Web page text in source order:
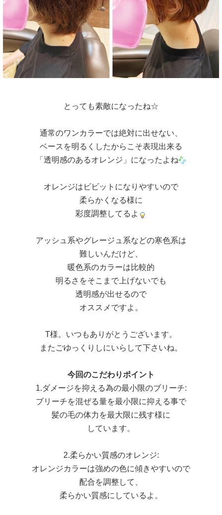
とっても素敵になったね☆
通常のワンカラーでは絶対に出せない、
ベースを明るくしたからこそ表現出来る
「透明感のあるオレンジ」になったよね
オレンジはビビットになりやすいので
柔らかくなる様に
彩度調整してるよ
アッシュ系やグレージュ系などの寒色系は
難しいんだけど、
暖色系のカラーは比較的
明るさをそこまで上げないでも
透明感が出せるので
オススメですよ。
T様。いつもありがとうございます。
またごゆっくりしにいらして下さいね。
今回のこだわりポイント
1.ダメージを抑える為の最小限のブリーチ:
ブリーチを混ぜる量を最小限に抑える事で
髪の毛の体力を最大限に残す様に
しています。
2.柔らかい質感のオレンジ:
オレンジカラーは強めの色に傾きやすいので
配合を調整して、
柔らかい質感にしているよ。